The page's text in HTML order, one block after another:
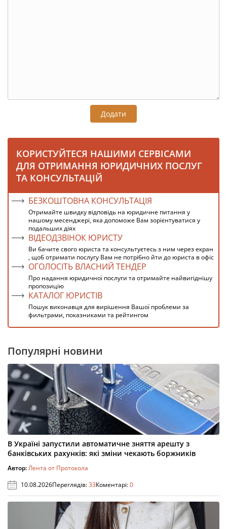
Додати
КОРИСТУЙТЕСЯ НАШИМИ СЕРВІСАМИ
ДЛЯ ОТРИМАННЯ ЮРИДИЧНИХ ПОСЛУГ
ТА КОНСУЛЬТАЦІЙ
БЕЗКОШТОВНА КОНСУЛЬТАЦІЯ
Отримайте швидку відповідь на юридичне питання у
нашому месенджері, яка допоможе Вам зорієнтуватися у
подальших діях
ВІДЕОДЗВІНОК ЮРИСТУ
Ви бачите свого юриста та консультуєтесь з ним через екран
, щоб отримати послугу Вам не потрібно йти до юриста в офіс
ОГОЛОСІТЬ ВЛАСНИЙ ТЕНДЕР
Про надання юридичної послуги та отримайте найвигіднішу
пропозицію
КАТАЛОГ ЮРИСТІВ
Пошук виконавця для вирішення Вашої проблеми за
фильтрами, показниками та рейтингом
Популярні новини
В Україні запустили автоматичне зняття арешту з
банківських рахунків: які зміни чекають боржників
Автор:Лента от Протокола
10.08.2026Переглядів:33Коментарі:0